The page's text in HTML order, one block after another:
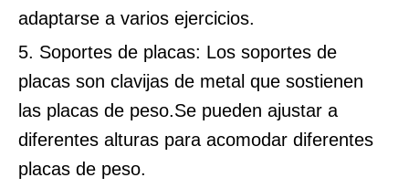
adaptarse a varios ejercicios.
5. Soportes de placas: Los soportes de
placas son clavijas de metal que sostienen
las placas de peso.Se pueden ajustar a
diferentes alturas para acomodar diferentes
placas de peso.